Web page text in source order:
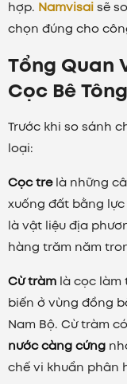
hợp. Namvisaisẽ
chọn đúng cho
Tổng Quan
Cọc Bê Tông
Trước khi so sánh
loại:
Cọc trelà những
xuống đất bằng
là vật liệu địa
hàng trăm năm
Cừ tràm là cọc làm
biến ở vùng đồng
Nam Bộ. Cừ tràm
nước càng cứng
chế vi khuẩn phân